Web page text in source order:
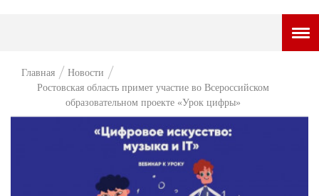
НОВОСТИ
ВОПРОС НЕДЕЛИ
ТАМ И ТУТ
Главная
Новости
Ростовская область примет участие во Всероссийском
образовательном проекте «Урок цифры»